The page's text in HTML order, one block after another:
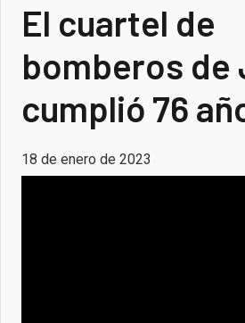
El cuartel de
bomberos de
cumplió 76
18 de enero de 2023